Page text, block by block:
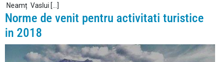
Neamț Vaslui […]
Norme de venit pentru activitati turistice
in 2018